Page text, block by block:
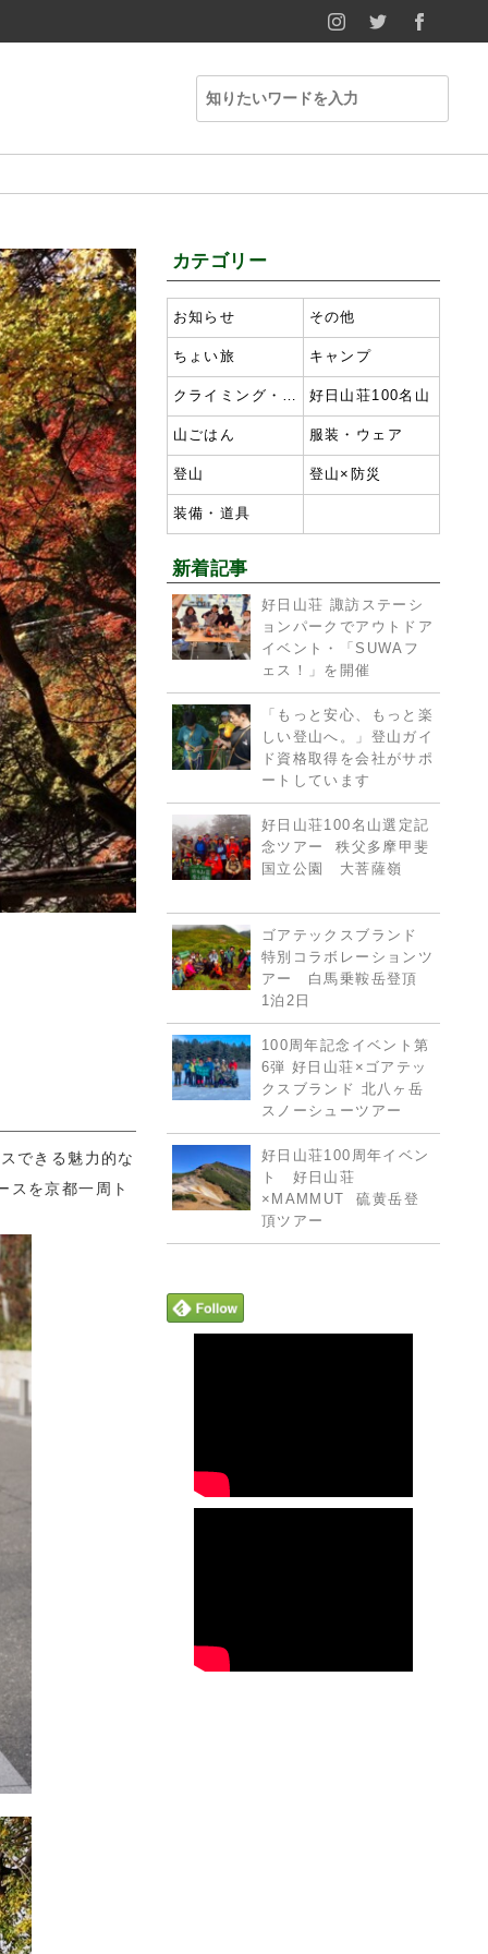
TWITTER
INSTAGRAM
できる魅力的な
スを京都一周ト
カテゴリー
お知らせ その他
ちょい旅 キャンプ
クライミング・ボルダリング 好日山荘100名山
山ごはん 服装・ウェア
登山 登山×防災
装備・道具
新着記事
好日山荘 諏訪ステーシ
ョンパークでアウトドア
イベント・「SUWAフ
ェス！」を開催
「もっと安心、もっと楽
しい登山へ。」登山ガイ
ド資格取得を会社がサポ
ートしています
好日山荘100名山選定記
念ツアー 秩父多摩甲斐
国立公園 大菩薩嶺
ゴアテックスブランド
特別コラボレーションツ
アー 白馬乗鞍岳登頂
1泊2日
100周年記念イベント第
6弾 好日山荘×ゴアテッ
クスブランド 北八ヶ岳
スノーシューツアー
好日山荘100周年イベン
ト 好日山荘
×MAMMUT 硫黄岳登
頂ツアー